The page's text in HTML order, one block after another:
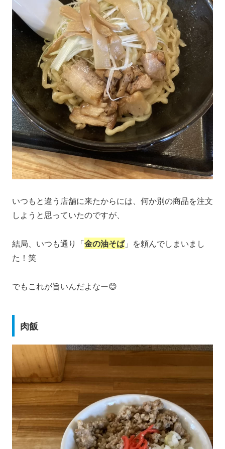
いつもと違う店舗に来たからには、何か別の商品を注文
しようと思っていたのですが、
結局、いつも通り「金の油そば」を頼んでしまいまし
た！笑
でもこれが旨いんだよなー😊
肉飯